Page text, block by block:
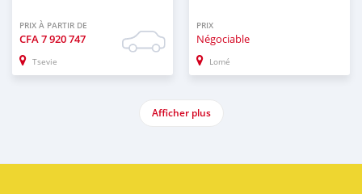
PRIX À PARTIR DE
CFA7 920 747
Tsevie
PRIX
Négociable
Lomé
Afficher plus